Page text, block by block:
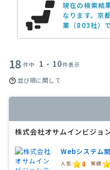
現在の検索結
なります。京
業（803社）
18 件中 1 - 10件表示
並び順に関して
株式会社オサムインビジョ
Webシステム
人気 4 実績